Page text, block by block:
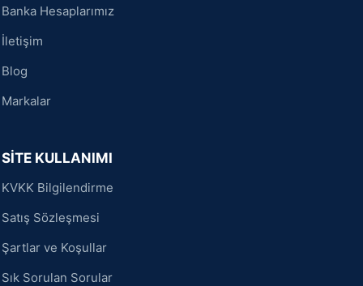
Banka Hesaplarımız
İletişim
Blog
Markalar
SİTE KULLANIMI
KVKK Bilgilendirme
Satış Sözleşmesi
Şartlar ve Koşullar
Sık Sorulan Sorular